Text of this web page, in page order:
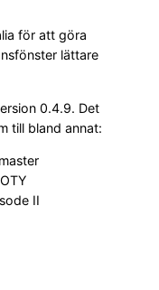
för att göra
lättare
0.4.9. Det
till bland annat:
II